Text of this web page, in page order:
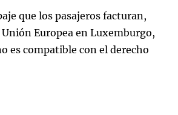
que los pasajeros facturan,
Europea en Luxemburgo,
es compatible con el derecho